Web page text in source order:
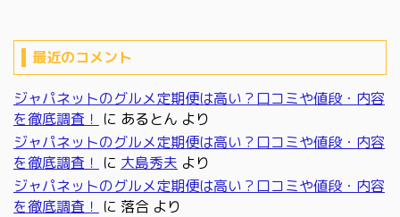
最近のコメント
ジャパネットのグルメ定期便は高い？口コミや値段・内容
を徹底調査！ に あるとん より
ジャパネットのグルメ定期便は高い？口コミや値段・内容
を徹底調査！ に 大島秀夫 より
ジャパネットのグルメ定期便は高い？口コミや値段・内容
を徹底調査！ に 落合 より